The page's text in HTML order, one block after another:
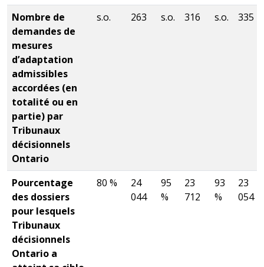
Nombre de
demandes de
mesures
d’adaptation
admissibles
accordées (en
totalité ou en
partie) par
Tribunaux
décisionnels
Ontario
s.o. 263 s.o. 316 s.o. 335
Pourcentage
des dossiers
pour lesquels
Tribunaux
décisionnels
Ontario a
80 %
24
044
95
%
23
712
93
%
23
054